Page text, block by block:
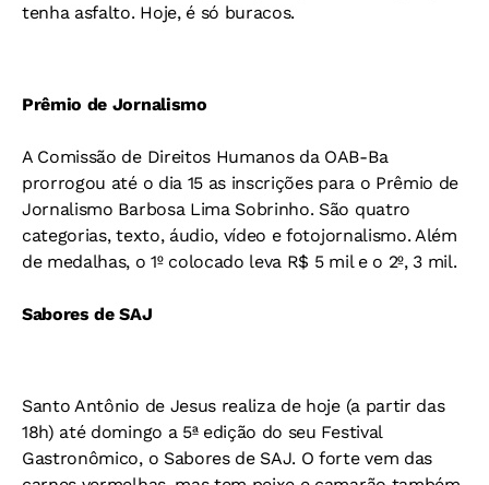
tenha asfalto. Hoje, é só buracos.
Prêmio de Jornalismo
A Comissão de Direitos Humanos da OAB-Ba
prorrogou até o dia 15 as inscrições para o Prêmio de
Jornalismo Barbosa Lima Sobrinho. São quatro
categorias, texto, áudio, vídeo e fotojornalismo. Além
de medalhas, o 1º colocado leva R$ 5 mil e o 2º, 3 mil.
Sabores de SAJ
Santo Antônio de Jesus realiza de hoje (a partir das
18h) até domingo a 5ª edição do seu Festival
Gastronômico, o Sabores de SAJ. O forte vem das